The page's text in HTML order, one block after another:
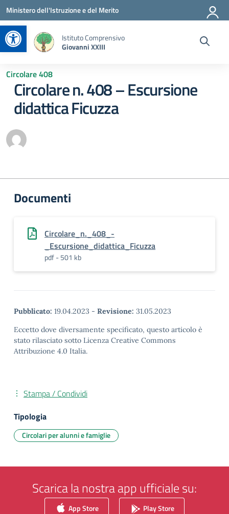
Apri la barra degli strumenti
Vai ai contenuti
Vai al menu di navigazione
Vai al footer
Ministero dell'Istruzione e del Merito
Istituto Comprensivo
Giovanni XXIII
Circolare 408
Circolare n. 408 – Escursione
didattica Ficuzza
Documenti
Circolare_n._408_-
_Escursione_didattica_Ficuzza
pdf - 501 kb
Pubblicato: 19.04.2023 - Revisione: 31.05.2023
Eccetto dove diversamente specificato, questo articolo è
stato rilasciato sotto Licenza Creative Commons
Attribuzione 4.0 Italia.
Stampa / Condividi
Tipologia
Circolari per alunni e famiglie
Scarica la nostra app ufficiale su:
App Store Play Store